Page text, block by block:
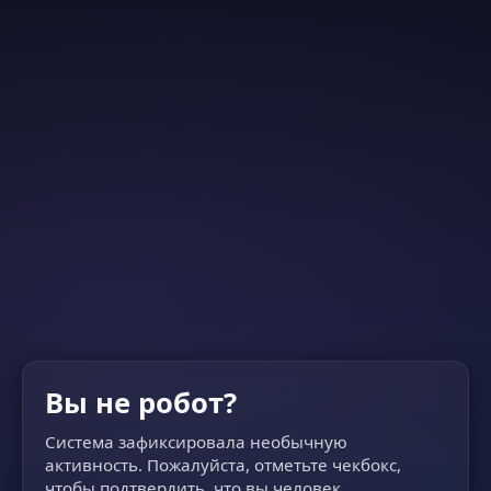
Вы не робот?
Система зафиксировала необычную
активность. Пожалуйста, отметьте чекбокс,